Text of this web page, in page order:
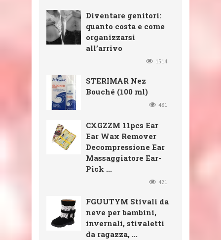
Diventare genitori:
quanto costa e come
organizzarsi
all’arrivo
1514
STERIMAR Nez
Bouché (100 ml)
481
CXGZZM 11pcs Ear
Ear Wax Remover
Decompressione Ear
Massaggiatore Ear-
Pick ...
421
FGUUTYM Stivali da
neve per bambini,
invernali, stivaletti
da ragazza, ...